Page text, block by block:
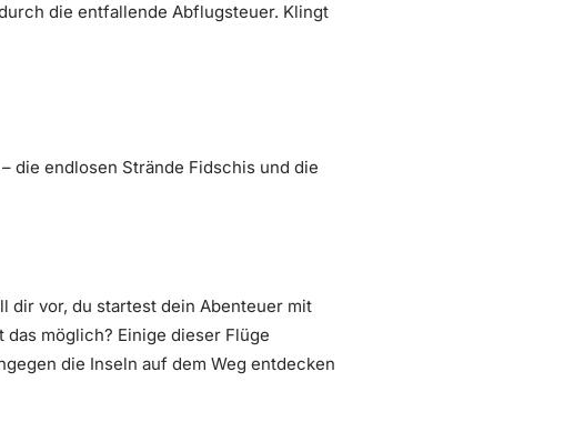
die entfallende Abflugsteuer. Klingt
die endlosen Strände Fidschis und die
dir vor, du startest dein Abenteuer mit
möglich? Einige dieser Flüge
die Inseln auf dem Weg entdecken